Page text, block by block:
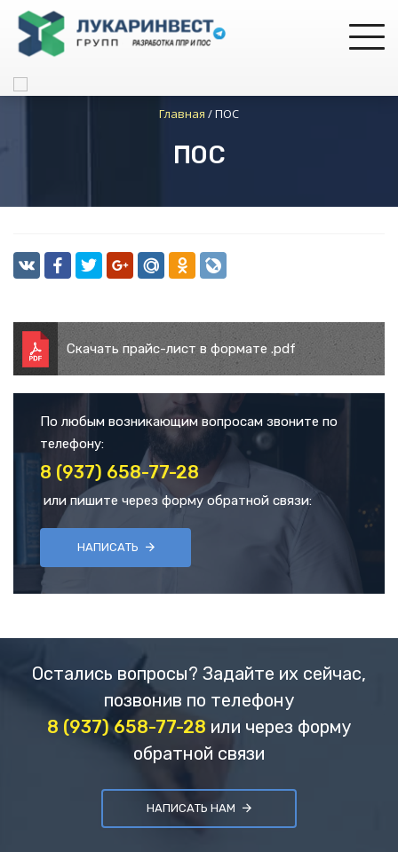
Главная /ПОС
ПОС
Скачать прайс-лист в формате .pdf
По любым возникающим вопросам звоните по
телефону:
8 (937) 658-77-28
или пишите через форму обратной связи:
НАПИСАТЬ
Остались вопросы? Задайте их сейчас,
позвонив по телефону
8 (937) 658-77-28 или через форму
обратной связи
НАПИСАТЬ НАМ